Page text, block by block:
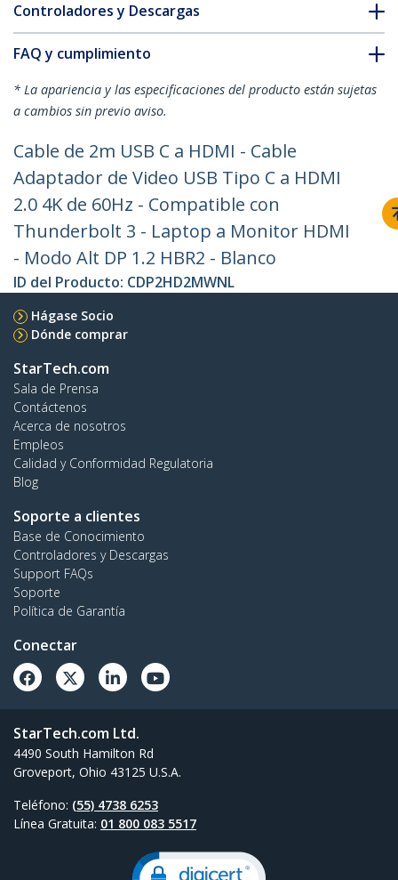
Controladores y Descargas
FAQ y cumplimiento
* La apariencia y las especificaciones del producto están sujetas
a cambios sin previo aviso.
Cable de 2m USB C a HDMI - Cable
Adaptador de Video USB Tipo C a HDMI
2.0 4K de 60Hz - Compatible con
Thunderbolt 3 - Laptop a Monitor HDMI
- Modo Alt DP 1.2 HBR2 - Blanco
ID del Producto: CDP2HD2MWNL
Hágase Socio
Dónde comprar
StarTech.com
Sala de Prensa
Contáctenos
Acerca de nosotros
Empleos
Calidad y Conformidad Regulatoria
Blog
Soporte a clientes
Base de Conocimiento
Controladores y Descargas
Support FAQs
Soporte
Política de Garantía
Conectar
StarTech.com Ltd.
4490 South Hamilton Rd
Groveport, Ohio 43125 U.S.A.
Teléfono: (55) 4738 6253
Línea Gratuita: 01 800 083 5517